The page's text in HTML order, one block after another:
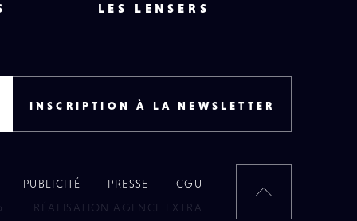
LES LENSERS
INSCRIPTION À LA NEWSLETTER
PUBLICITÉ PRESSE
CGU
RÉALISATION AGENCE EXTRA